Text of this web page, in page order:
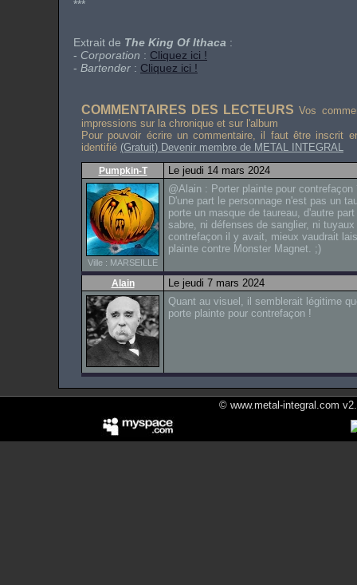
***
Extrait de The King Of Ithaca :
- Corporation : Cliquez ici !
- Bartender : Cliquez ici !
COMMENTAIRES DES LECTEURS Vos
impressions sur la chronique et sur l'album
Pour pouvoir écrire un commentaire, il faut être inscrit
identifié (Gratuit) Devenir membre de METAL INTEGRAL
Pumpkin-T Le jeudi 14 mars 2024
Ville : MARSEILLE
@Alain : Porter plainte pour
D'une part le personnage n'est pas un
porte un masque de taureau, d'autre
sabre, ni défenses de sanglier, ni
contrefaçon il y avait, mieux vaudrait
plainte contre Monster Magnet. ;)
Alain
Le jeudi 7 mars 2024
Quant au visuel, il semblerait légitime
porte plainte pour contrefaçon !
© www.metal-integral.com